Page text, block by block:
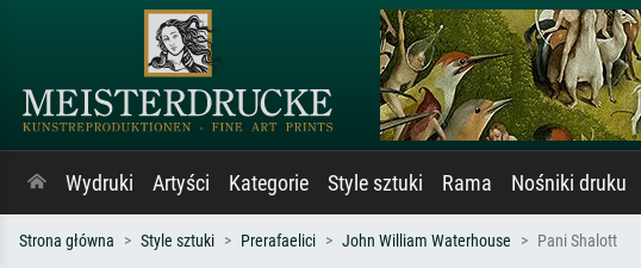
Wydruki Artyści Kategorie Style sztuki Rama Nośniki druku
Strona główna Style sztuki Prerafaelici John William Waterhouse Pani Shalott